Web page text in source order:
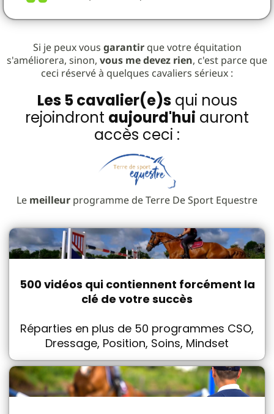
Si je peux vous garantirque votre équitation
s'améliorera, sinon, vous me devez rien, c'est parce que
ceci réservé à quelques cavaliers sérieux :
Les 5 cavalier(e)squi nous
rejoindront aujourd'hui auront
accès ceci :
Le meilleur programme de Terre De Sport Equestre
500 vidéos qui contiennent forcément la
clé de votre succès
Réparties en plus de 50 programmes CSO,
Dressage, Position, Soins, Mindset